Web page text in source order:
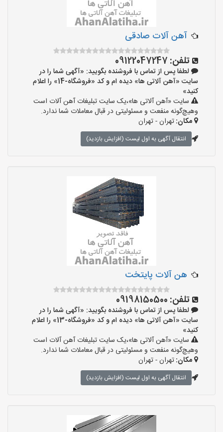
آهن آلات صادقی
تلفن: 09122047247
لطفا پس از تماس با فروشنده بگویید: «آگهی شما را در
سایت «آهن آلاتی ها» دیده ام و کد «فروشگاه-14» را اعلام
کنید»
سایت «آهن آلاتی ها»،یک سایت تبلیغات آهن آلات است
وهیچ‌گونه منفعت و مسئولیتی در قبال معاملات شما ندارد.
مکان:تهران - تهران
انتقال آگهی به اول لیست (افزایش بازدید)
هن آلات پایتخت
تلفن: 09198150500
لطفا پس از تماس با فروشنده بگویید: «آگهی شما را در
سایت «آهن آلاتی ها» دیده ام و کد «فروشگاه-13» را اعلام
کنید»
سایت «آهن آلاتی ها»،یک سایت تبلیغات آهن آلات است
وهیچ‌گونه منفعت و مسئولیتی در قبال معاملات شما ندارد.
مکان:تهران - تهران
انتقال آگهی به اول لیست (افزایش بازدید)